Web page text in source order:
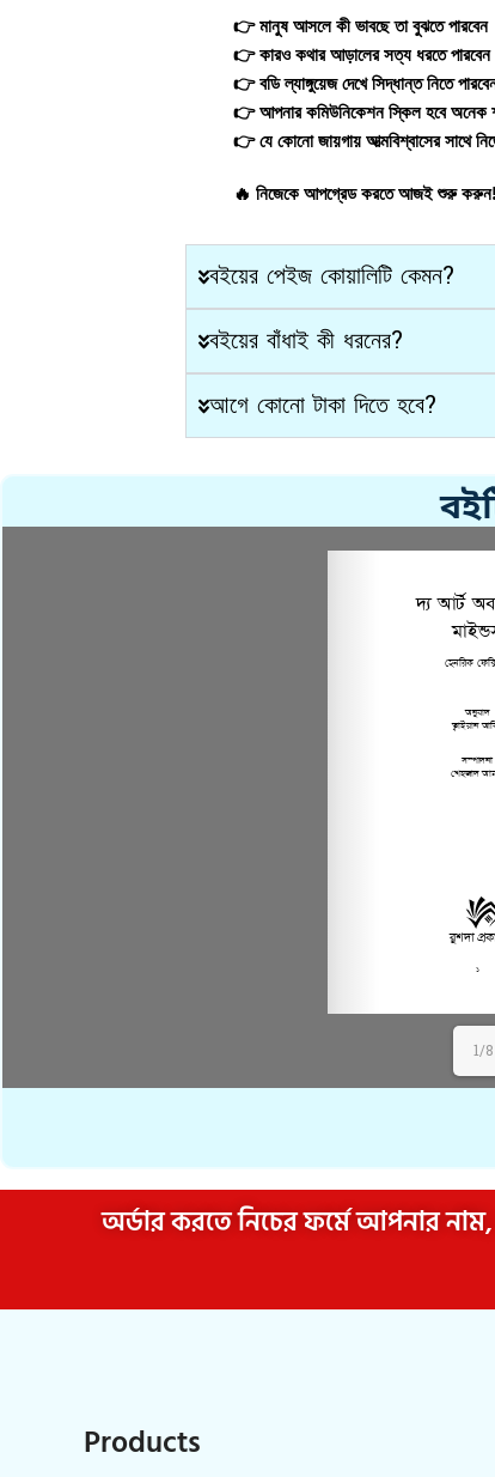
👉 মানুষ আসলে কী ভাবছে তা বুঝতে পারবেন
👉 কারও কথার আড়ালের সত্য ধরতে পারবেন
👉 বডি ল্যাঙ্গুয়েজ দেখে সিদ্ধান্ত নিতে
👉 আপনার কমিউনিকেশন স্কিল হবে অনেক
👉 যে কোনো জায়গায় আত্মবিশ্বাসের সাথে
🔥 নিজেকে আপগ্রেড করতে আজই শুরু করুন!
বইয়ের পেইজ কোয়ালিটি কেমন?
বইয়ের বাঁধাই কী ধরনের?
আগে কোনো টাকা দিতে হবে?
1/8
অর্ডার করতে নিচের ফর্মে আপনার
Products